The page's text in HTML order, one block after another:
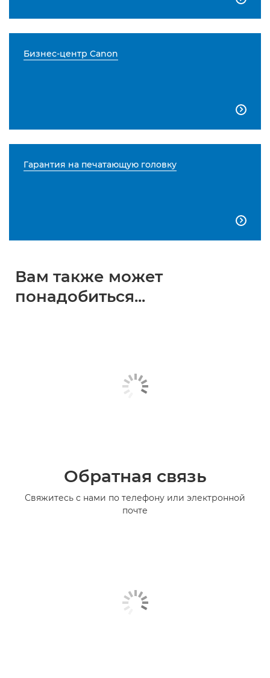
Бизнес-центр Canon

Гарантия на печатающую головку

Вам также может
понадобиться...
Обратная связь
Свяжитесь с нами по телефону или электронной
почте